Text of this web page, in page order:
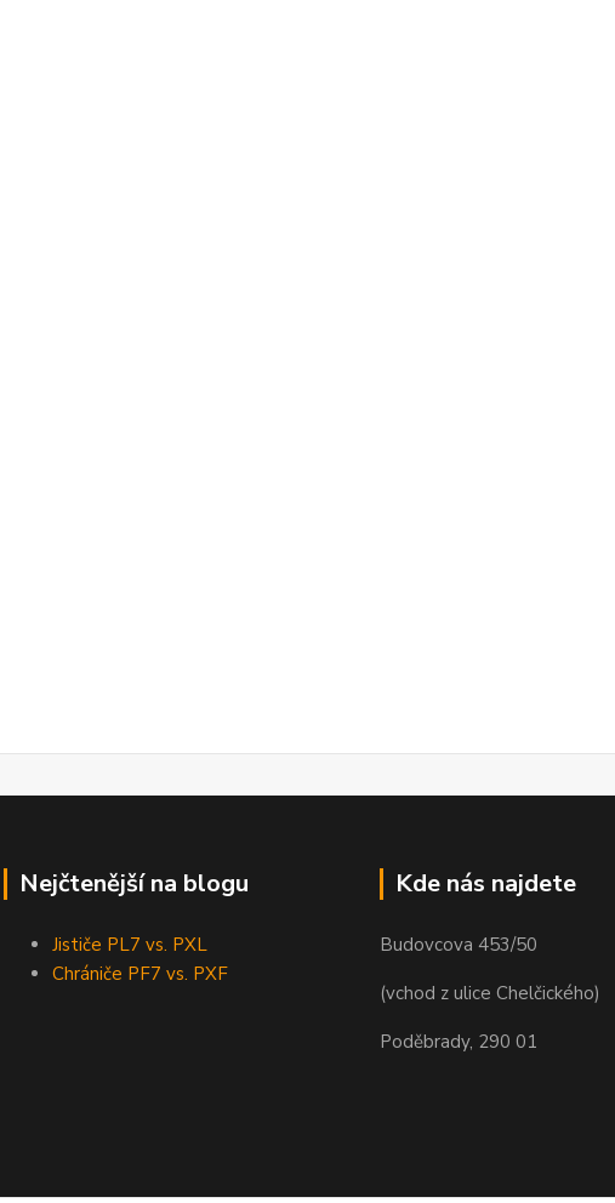
Nejčtenější na blogu
Jističe PL7 vs. PXL
Chrániče PF7 vs. PXF
Kde nás najdete
Budovcova 453/50
(vchod z ulice Chelčického)
Poděbrady, 290 01